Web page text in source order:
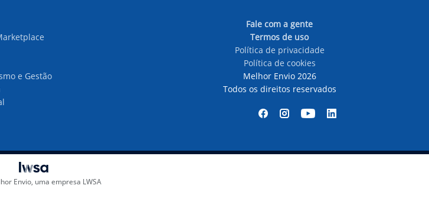
e Gestão
Fale com a gente
Termos de uso
Política de privacidade
Política de cookies
Melhor Envio 2026
Todos os direitos reservados
Envio, uma empresa LWSA